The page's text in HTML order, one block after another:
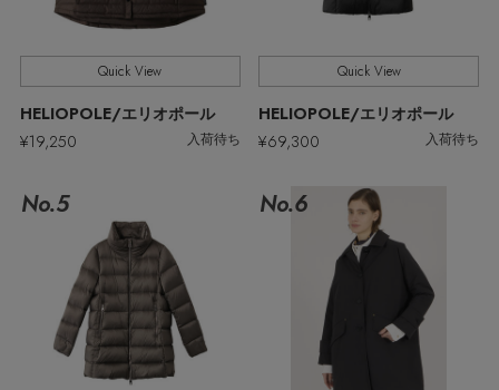
【限定】ここでしか買えないアイテム
【ペプラム】トレンドシルエット
『ELLE』最新号掲載
【ジュエリー】シルバーでクールに
パンツ
スカート
ニット
コート
フラットシューズ
ブーツ
トートバッグ
財布・小物
ボディバッグ・ウェストポーチ
クラッチバッグ
ストール・マフラー・ケープ
スマートフォンケース・タブレットケース
アイウェア
ベルト
すべてのアクセサリー
ピアス・イヤリング
バングル・ブレスレット
リング
コサージュ・ブローチ
ランジェリー
すべてのランジェリー
ランジェリー
インナー
スポーツ
すべてのスポーツ
ウェア
シューズ
バッグ・小物
CONTENTS
特集一覧
Quick View
HELIOPOLE/エリオポール
¥19,250
入荷待ち
Quick View
HELIOPOLE/エリオポール
¥69,300
入荷待ち
No.5 No.6